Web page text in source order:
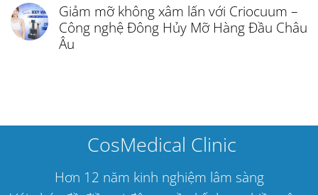
Giảm mỡ không xâm lấn với Criocuum –
Công nghệ Đông Hủy Mỡ Hàng Đầu Châu
Âu
CosMedical Clinic
Hơn 12 năm kinh nghiệm lâm sàng